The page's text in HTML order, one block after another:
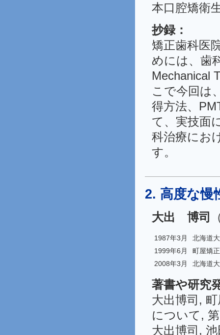
本口腔矯衛
抄録：
矯正歯科医
めには、歯
Mechanical
こで今回は
得方法、
て、実技面
科治療にお
す。
2. 高度な慢
大出 博司
1987年3月
北海道
1999年6月
町屋矯
2008年3月
北海道
著書や研究
大出博司,
について,
大出博司,